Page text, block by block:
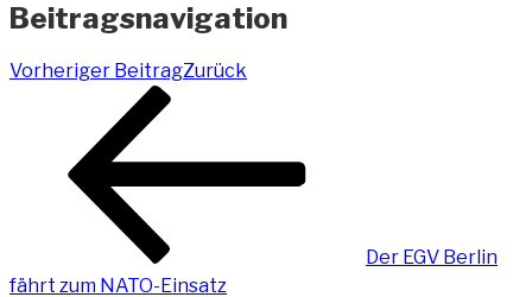
Beitragsnavigation
Vorheriger BeitragZurück
Der EGV Berlin
fährt zum NATO-Einsatz